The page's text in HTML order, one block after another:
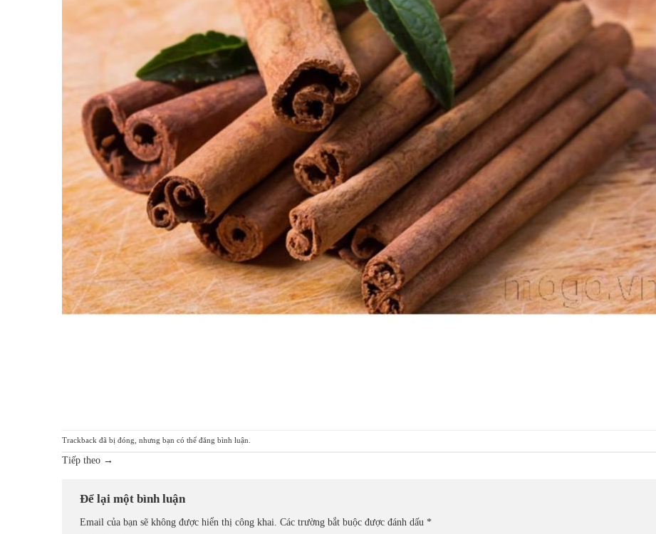
Trackback đã bị đóng, nhưng bạn có thể đăng bình luận.
Tiếp theo →
Để lại một bình luận
Email của bạn sẽ không được hiển thị công khai. Các trường bắt buộc được đánh dấu *